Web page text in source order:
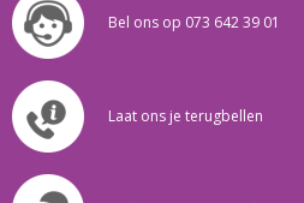
Bel ons op 073 642 39 01
Laat ons je terugbellen